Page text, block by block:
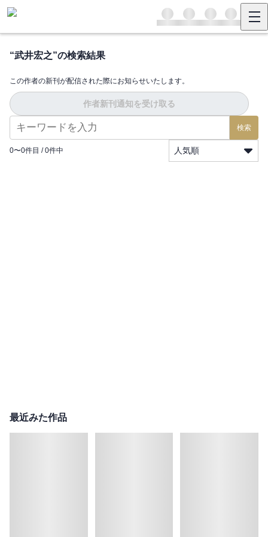
“武井宏之”の検索結果
この作者の新刊が配信された際にお知らせいたします。
作者新刊通知を受け取る
検索
0〜0件目 / 0件中 人気順
最近みた作品